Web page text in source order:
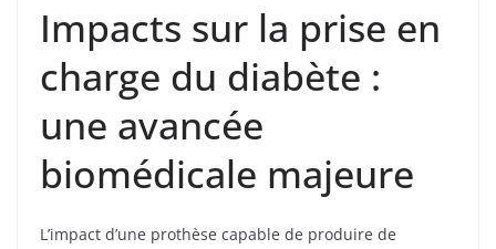
Impacts sur la prise en
charge du diabète :
une avancée
biomédicale majeure
L’impact d’une prothèse capable de produire de